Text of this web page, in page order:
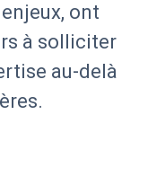
ont
à solliciter
au-delà